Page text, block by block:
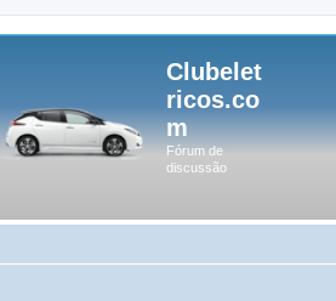
Clubelet
ricos.co
m
Fórum de
discussão